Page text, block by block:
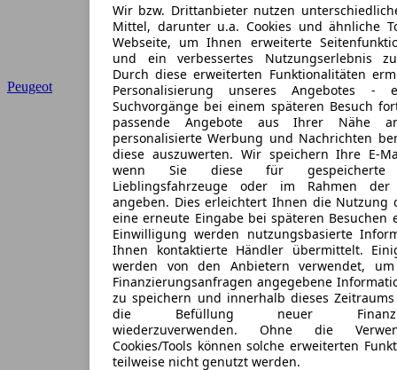
Wir bzw. Drittanbieter nutzen
Mittel, darunter u.a. Cookies und ähnliche
Webseite, um Ihnen erweiterte
und ein verbessertes Nutzungserlebnis
Durch diese erweiterten Funktionalitäten
Personalisierung unseres Angebotes
Suchvorgänge bei einem späteren Besuch
passende Angebote aus Ihrer Nähe
personalisierte Werbung und Nachrichten
diese auszuwerten. Wir speichern Ihre E-
wenn Sie diese für gespeicherte
Lieblingsfahrzeuge oder im Rahmen der
angeben. Dies erleichtert Ihnen die Nutzung
eine erneute Eingabe bei späteren
Einwilligung werden nutzungsbasierte
Ihnen kontaktierte Händler übermittelt.
werden von den Anbietern verwendet,
Finanzierungsanfragen angegebene
zu speichern und innerhalb dieses
die Befüllung neuer
wiederzuverwenden. Ohne die
Cookies/Tools können solche erweiterten
teilweise nicht genutzt werden.
Peugeot